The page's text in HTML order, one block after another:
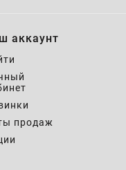
аккаунт
продаж